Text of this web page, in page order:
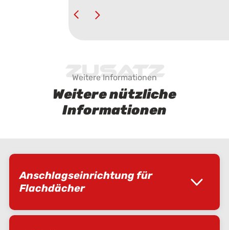
Zusatz
Weitere Informationen
Weitere nützliche
Informationen
Anschlagseinrichtung für
Flachdächer